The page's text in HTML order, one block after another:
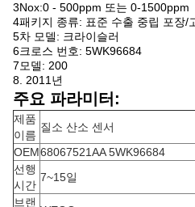
3Nox:0 - 500ppm 또는 0-1500ppm
4패키지 종류: 표준 수출 중립 포장/
5차 모델: 크라이슬러
6크로스 번호: 5WK96684
7모델: 200
8. 2011년
주요 파라미터:
제품
이름
질소 산소 센서
OEM68067521AA 5WK96684
선행
시간
7~15일
브랜